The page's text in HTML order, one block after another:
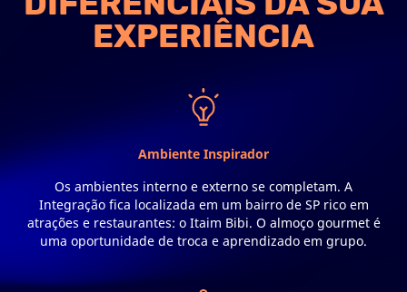
EXPERIÊNCIA
Ambiente Inspirador
Os ambientes interno e externo se completam. A
Integração fica localizada em um bairro de SP rico em
atrações e restaurantes: o Itaim Bibi. O almoço gourmet é
uma oportunidade de troca e aprendizado em grupo.